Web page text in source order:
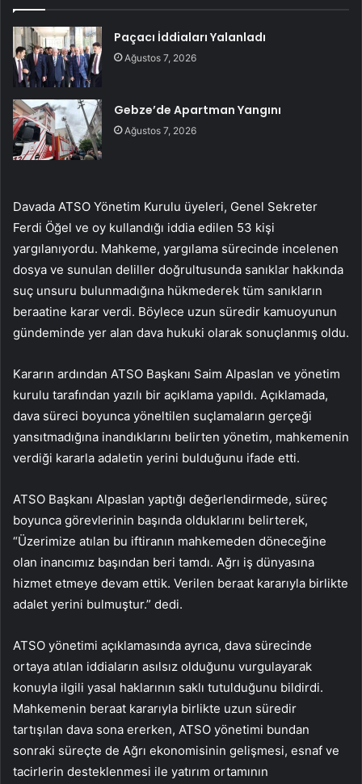
Paçacı İddiaları Yalanladı
Ağustos 7, 2026
Gebze’de Apartman Yangını
Ağustos 7, 2026
Davada ATSO Yönetim Kurulu üyeleri, Genel Sekreter
Ferdi Öğel ve oy kullandığı iddia edilen 53 kişi
yargılanıyordu. Mahkeme, yargılama sürecinde incelenen
dosya ve sunulan deliller doğrultusunda sanıklar hakkında
suç unsuru bulunmadığına hükmederek tüm sanıkların
beraatine karar verdi. Böylece uzun süredir kamuoyunun
gündeminde yer alan dava hukuki olarak sonuçlanmış oldu.
Kararın ardından ATSO Başkanı Saim Alpaslan ve yönetim
kurulu tarafından yazılı bir açıklama yapıldı. Açıklamada,
dava süreci boyunca yöneltilen suçlamaların gerçeği
yansıtmadığına inandıklarını belirten yönetim, mahkemenin
verdiği kararla adaletin yerini bulduğunu ifade etti.
ATSO Başkanı Alpaslan yaptığı değerlendirmede, süreç
boyunca görevlerinin başında olduklarını belirterek,
“Üzerimize atılan bu iftiranın mahkemeden döneceğine
olan inancımız başından beri tamdı. Ağrı iş dünyasına
hizmet etmeye devam ettik. Verilen beraat kararıyla birlikte
adalet yerini bulmuştur.” dedi.
ATSO yönetimi açıklamasında ayrıca, dava sürecinde
ortaya atılan iddiaların asılsız olduğunu vurgulayarak
konuyla ilgili yasal haklarının saklı tutulduğunu bildirdi.
Mahkemenin beraat kararıyla birlikte uzun süredir
tartışılan dava sona ererken, ATSO yönetimi bundan
sonraki süreçte de Ağrı ekonomisinin gelişmesi, esnaf ve
tacirlerin desteklenmesi ile yatırım ortamının